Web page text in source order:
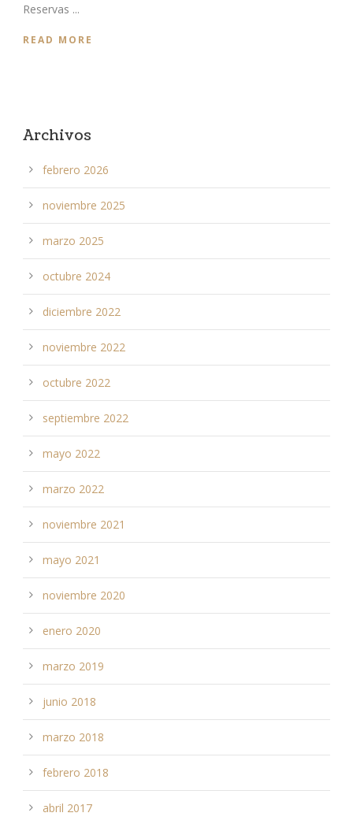
Reservas ...
READ MORE
Archivos
febrero 2026
noviembre 2025
marzo 2025
octubre 2024
diciembre 2022
noviembre 2022
octubre 2022
septiembre 2022
mayo 2022
marzo 2022
noviembre 2021
mayo 2021
noviembre 2020
enero 2020
marzo 2019
junio 2018
marzo 2018
febrero 2018
abril 2017